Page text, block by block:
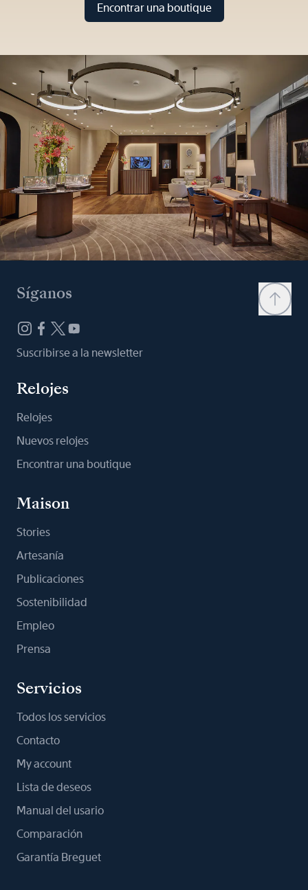
Encontrar una boutique
Síganos
Suscribirse a la newsletter
Relojes
Relojes
Nuevos relojes
Encontrar una boutique
Maison
Stories
Artesanía
Publicaciones
Sostenibilidad
Empleo
Prensa
Servicios
Todos los servicios
Contacto
My account
Lista de deseos
Manual del usario
Comparación
Garantía Breguet